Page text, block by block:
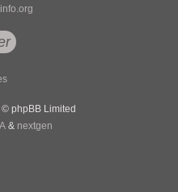
phpBB Limited
& nextgen